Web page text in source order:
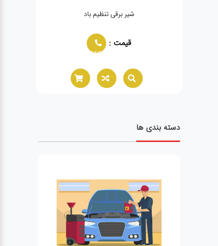
شیر برقی تنظیم باد
قیمت :
02166021944
دسته بندی ها